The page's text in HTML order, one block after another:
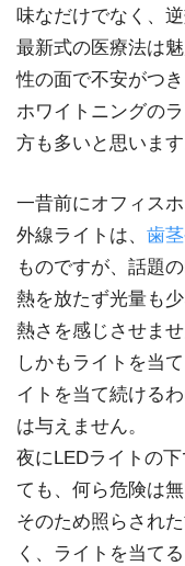
味なだけでなく、
最新式の医療法は
性の面で不安がつき
ホワイトニングの
方も多いと思います
一昔前にオフィス
外線ライトは、 歯
ものですが、話題の
熱を放たず光量も
熱さを感じさせませ
しかもライトを当
イトを当て続ける
は与えません。
夜にLEDライトの
ても、何ら危険は
そのため照らされ
く、ライトを当て